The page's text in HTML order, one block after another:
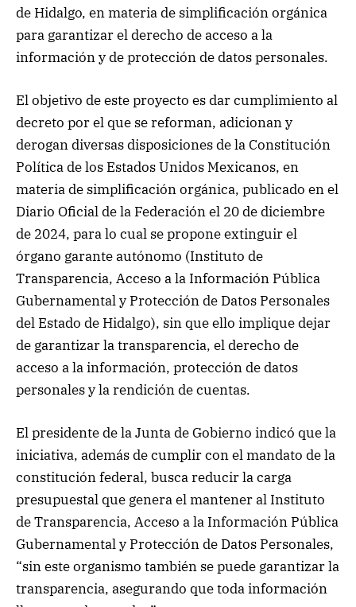
de Hidalgo, en materia de simplificación orgánica
para garantizar el derecho de acceso a la
información y de protección de datos personales.
El objetivo de este proyecto es dar cumplimiento al
decreto por el que se reforman, adicionan y
derogan diversas disposiciones de la Constitución
Política de los Estados Unidos Mexicanos, en
materia de simplificación orgánica, publicado en el
Diario Oficial de la Federación el 20 de diciembre
de 2024, para lo cual se propone extinguir el
órgano garante autónomo (Instituto de
Transparencia, Acceso a la Información Pública
Gubernamental y Protección de Datos Personales
del Estado de Hidalgo), sin que ello implique dejar
de garantizar la transparencia, el derecho de
acceso a la información, protección de datos
personales y la rendición de cuentas.
El presidente de la Junta de Gobierno indicó que la
iniciativa, además de cumplir con el mandato de la
constitución federal, busca reducir la carga
presupuestal que genera el mantener al Instituto
de Transparencia, Acceso a la Información Pública
Gubernamental y Protección de Datos Personales,
“sin este organismo también se puede garantizar la
transparencia, asegurando que toda información